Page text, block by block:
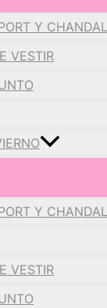
Y
VESTIR
Y
VESTIR